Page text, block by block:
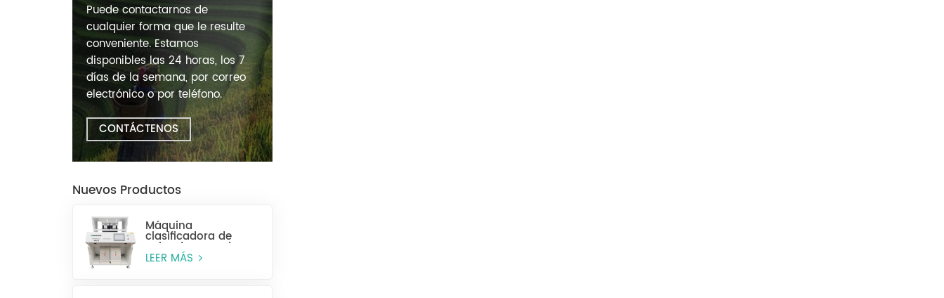
Puede contactarnos de
cualquier forma que le resulte
conveniente. Estamos
disponibles las 24 horas, los 7
días de la semana, por correo
electrónico o por teléfono.
CONTÁCTENOS
Nuevos Productos
Máquina
clasificadora de
color de arroz de
alta eficiencia MR128
LEER MÁS